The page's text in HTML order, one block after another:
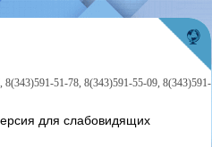
8(343)591-51-78, 8(343)591-55-09, 8(343)591-
для слабовидящих